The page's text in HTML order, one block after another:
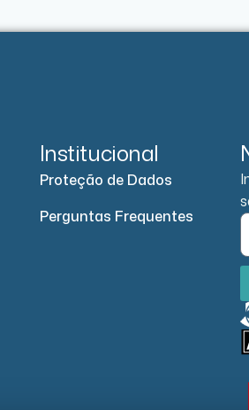
Institucional
Proteção de Dados
Perguntas Frequentes